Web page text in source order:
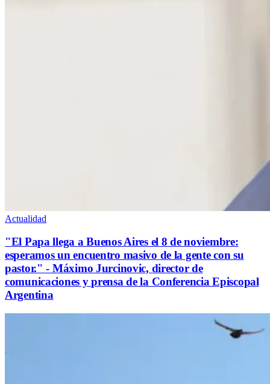
Actualidad
"El Papa llega a Buenos Aires el 8 de noviembre:
esperamos un encuentro masivo de la gente con su
pastor." - Máximo Jurcinovic, director de
comunicaciones y prensa de la Conferencia Episcopal
Argentina